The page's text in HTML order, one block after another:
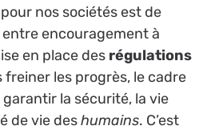
pour nos sociétés est de
encouragement à
en place des régulations
freiner les progrès, le cadre
la sécurité, la vie
de vie deshumains. C’est